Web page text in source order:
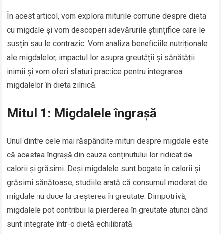
În acest articol, vom explora miturile comune despre dieta
cu migdale și vom descoperi adevărurile științifice care le
susțin sau le contrazic. Vom analiza beneficiile nutriționale
ale migdalelor, impactul lor asupra greutății și sănătății
inimii și vom oferi sfaturi practice pentru integrarea
migdalelor în dieta zilnică.
Mitul 1: Migdalele îngrașă
Unul dintre cele mai răspândite mituri despre migdale este
că acestea îngrașă din cauza conținutului lor ridicat de
calorii și grăsimi. Deși migdalele sunt bogate în calorii și
grăsimi sănătoase, studiile arată că consumul moderat de
migdale nu duce la creșterea în greutate. Dimpotrivă,
migdalele pot contribui la pierderea în greutate atunci când
sunt integrate într-o dietă echilibrată.